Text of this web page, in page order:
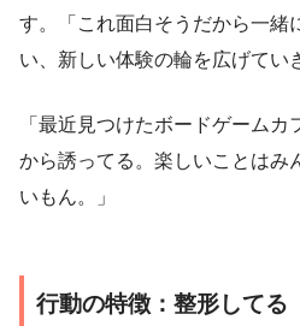
す。「これ面白そうだから一緒
い、新しい体験の輪を広げてい
「最近見つけたボードゲーム
から誘ってる。楽しいことはみ
いもん。」
行動の特徴：整形してる